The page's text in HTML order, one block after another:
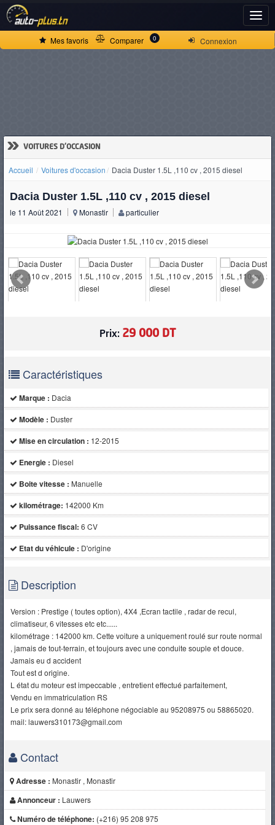
Connexion
Mes favoris Comparer 0
» VOITURES D'OCCASION
Accueil Voitures d'occasion Dacia Duster 1.5L ,110 cv , 2015 diesel
Dacia Duster 1.5L ,110 cv , 2015 diesel
le 11 Août 2021 Monastir particulier
Prix: 29 000 DT
Caractéristiques
Marque : Dacia
Modèle : Duster
Mise en circulation : 12-2015
Energie : Diesel
Boite vitesse : Manuelle
kilométrage: 142000 Km
Puissance fiscal: 6 CV
Etat du véhicule : D'origine
Description
Version : Prestige ( toutes option), 4X4 ,Ecran tactile , radar de recul,
climatiseur, 6 vitesses etc etc......
kilométrage : 142000 km. Cette voiture a uniquement roulé sur route normal
, jamais de tout-terrain, et toujours avec une conduite souple et douce.
Jamais eu d accident
Tout est d origine.
L état du moteur est impeccable , entretient effectué parfaitement,
Vendu en immatriculation RS
Le prix sera donné au téléphone négociable au 95208975 ou 58865020.
mail: lauwers310173@gmail.com
Contact
Adresse : Monastir , Monastir
Annonceur : Lauwers
Numéro de téléphone: (+216) 95 208 975
ACCUEIL
D'OCCASION
PNEUS